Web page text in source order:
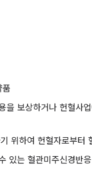
품
보상하거나 헌혈사
위하여 헌혈자로부터
있는 혈관미주신경반